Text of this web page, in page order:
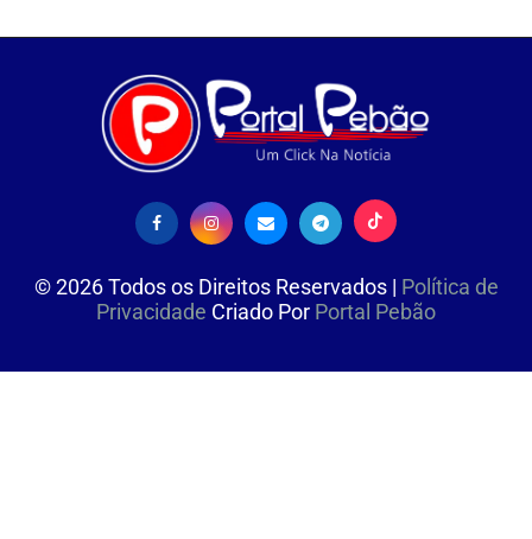
©2026Todos os Direitos Reservados | Política de
Privacidade Criado Por Portal Pebão